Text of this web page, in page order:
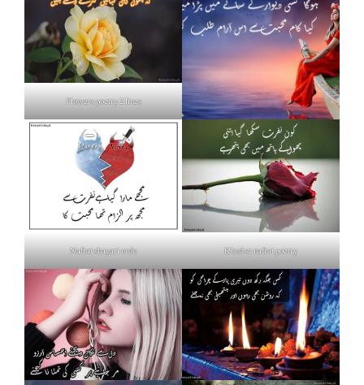
Flowers poetry 2 lines
Nafrat shayari urdu Khud se nafrat poetry